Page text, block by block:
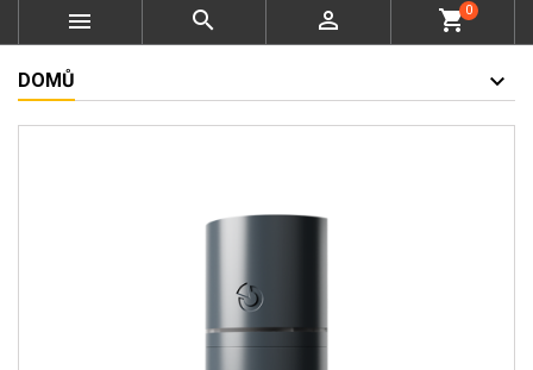
   shopping_cart0
DOMŮ